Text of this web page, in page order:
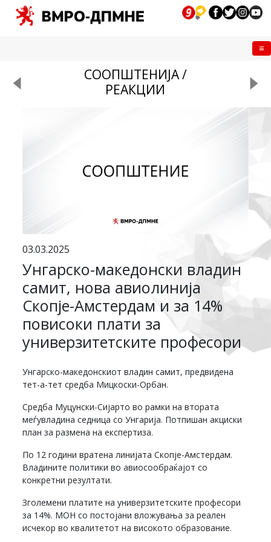
СООПШТЕНИЈА /
РЕАКЦИИ
03.03.2025
Унгарско-македонски владин
самит, нова авиолинија
Скопје-Амстердам и за 14%
повисоки плати за
универзитетските професори
Унгарско-македонскиот владин самит, предвидена
тет-а-тет средба Мицкоски-Орбан.
Средба Муцунски-Сијарто во рамки на втората
меѓувладина седница со Унгарија. Потпишан акциски
план за размена на експертиза.
По 12 години вратена линијата Скопје-Амстердам.
Владините политики во авиосообраќајот со
конкретни резултати.
Зголемени платите на универзитетските професори
за 14%. МОН со постојани вложувања за реален
исчекор во квалитетот на високото образование.